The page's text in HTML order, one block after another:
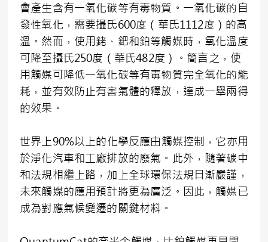
會產生含有一氧化碳等有毒物質。一氧化碳的自
發性氧化，需要攝氏600度（華氏1112度）的高
溫。然而，使用銠、鈀和鉑等觸媒時，氧化溫度
可降至攝氏250度（華氏482度）。簡言之，使
用觸媒可降低一氧化碳等有毒物質完全氧化的能
耗，並有效防止有害氣體的釋放，達成一舉兩得
的效果。
世界上90%以上的化學反應由觸媒控制，它亦用
於淨化汽車和工廠排放的廢氣。此外，隨著碳中
和法規相繼上路，加上全球環保法規日漸嚴謹，
未來觸媒的應用預計將更為廣泛。因此，觸媒已
成為對應氣候變遷的關鍵材料。